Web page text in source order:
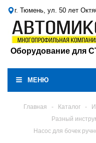
г. Тюмень, ул. 50 лет
Оборудование для
МЕНЮ
Главная - Каталог -
Разный
Насос для бочек